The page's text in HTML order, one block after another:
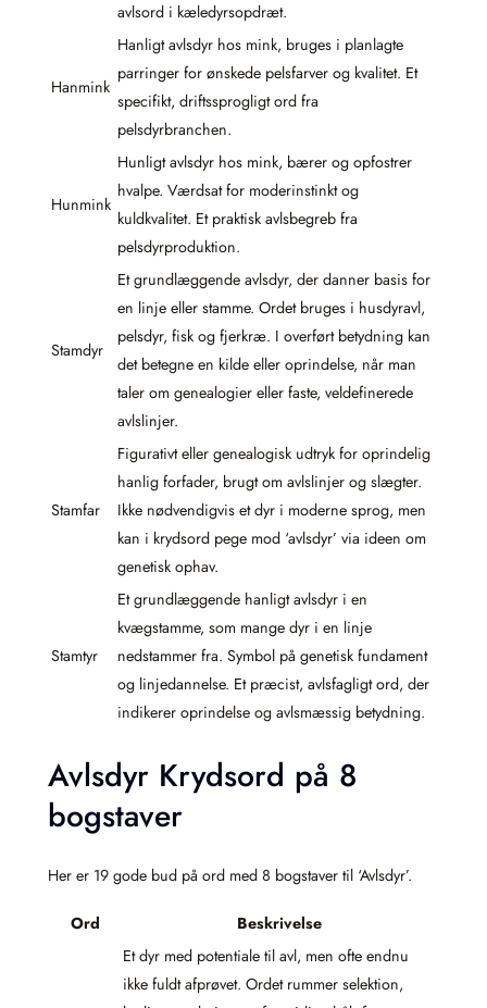
avlsord i kæledyrsopdræt.
Hanmink
Hanligt avlsdyr hos mink, bruges i planlagte
parringer for ønskede pelsfarver og kvalitet. Et
specifikt, driftssprogligt ord fra
pelsdyrbranchen.
Hunmink
Hunligt avlsdyr hos mink, bærer og opfostrer
hvalpe. Værdsat for moderinstinkt og
kuldkvalitet. Et praktisk avlsbegreb fra
pelsdyrproduktion.
Stamdyr
Et grundlæggende avlsdyr, der danner basis for
en linje eller stamme. Ordet bruges i husdyravl,
pelsdyr, fisk og fjerkræ. I overført betydning kan
det betegne en kilde eller oprindelse, når man
taler om genealogier eller faste, veldefinerede
avlslinjer.
Stamfar
Figurativt eller genealogisk udtryk for oprindelig
hanlig forfader, brugt om avlslinjer og slægter.
Ikke nødvendigvis et dyr i moderne sprog, men
kan i krydsord pege mod ‘avlsdyr’ via ideen om
genetisk ophav.
Stamtyr
Et grundlæggende hanligt avlsdyr i en
kvægstamme, som mange dyr i en linje
nedstammer fra. Symbol på genetisk fundament
og linjedannelse. Et præcist, avlsfagligt ord, der
indikerer oprindelse og avlsmæssig betydning.
Avlsdyr Krydsord på 8
bogstaver
Her er 19 gode bud på ord med 8 bogstaver til ‘Avlsdyr’.
Ord Beskrivelse
Et dyr med potentiale til avl, men ofte endnu
ikke fuldt afprøvet. Ordet rummer selektion,